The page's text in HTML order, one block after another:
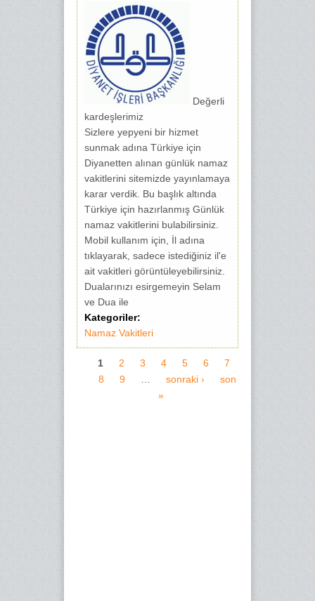
Değerli
kardeşlerimiz
Sizlere yepyeni bir hizmet
sunmak adına Türkiye için
Diyanetten alınan günlük namaz
vakitlerini sitemizde yayınlamaya
karar verdik. Bu başlık altında
Türkiye için hazırlanmış Günlük
namaz vakitlerini bulabilirsiniz.
Mobil kullanım için, İl adına
tıklayarak, sadece istediğiniz il'e
ait vakitleri görüntüleyebilirsiniz.
Dualarınızı esirgemeyin Selam
ve Dua ile
Kategoriler:
Namaz Vakitleri
Sayfalar
1 2 3 4 5 6
7
8
9 sonraki ›
son
»